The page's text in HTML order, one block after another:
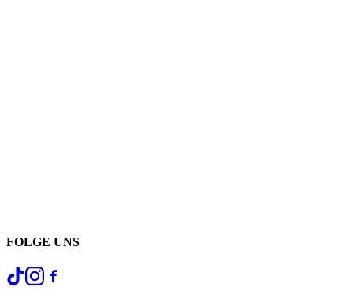
FOLGE UNS